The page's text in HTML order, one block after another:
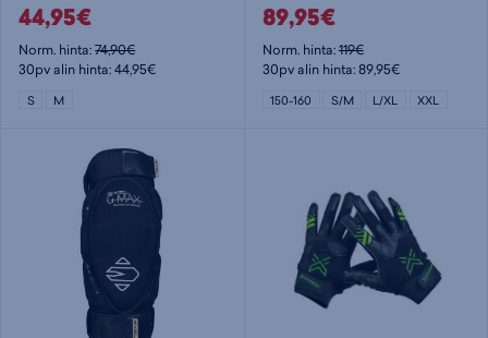
44,95€
Norm. hinta:74,90€
30pv alin hinta: 44,95€
S M
89,95€
Norm. hinta:119€
30pv alin hinta: 89,95€
150-160 S/M L/XL XXL